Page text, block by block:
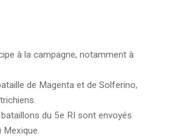
à la campagne, notamment à
de Magenta et de Solferino,
du 5e RI sont envoyés